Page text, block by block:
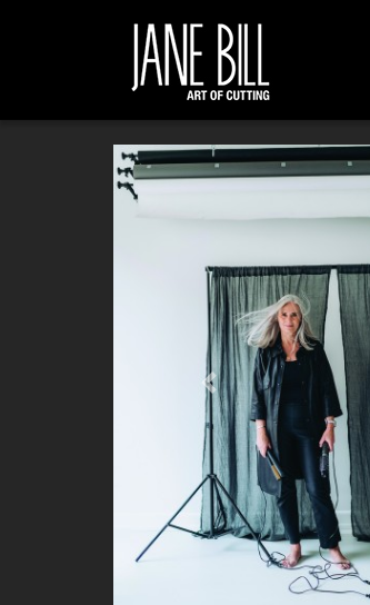
Previous